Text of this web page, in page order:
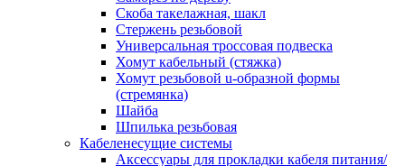
Колодки клеммные
Аксессуары для клеммной
Колодка заземления клеммная
Нулевая шина
Одно-многополюсная клеммная
разделительная для клеммной
Проходная клеммная колодка
Торцевая клемма клеммной
Скоба такелажная, шакл
Стержень резьбовой
Универсальная троссовая подвеска
Хомут кабельный (стяжка)
Хомут резьбовой u-образной формы
(стремянка)
Шайба
Шпилька резьбовая
Кабеленесущие системы
Аксессуары для прокладки кабеля питания/